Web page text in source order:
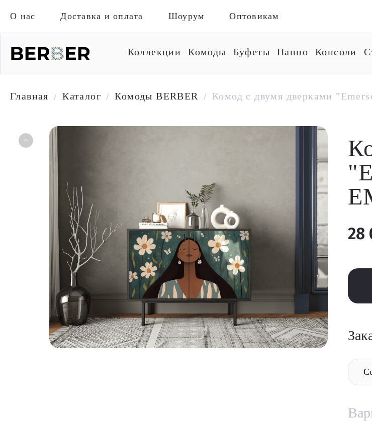
О нас Доставка и оплата Шоурум Оптовикам
Коллекции Комоды Буфеты Панно Консоли
Главная / Каталог / Комоды BERBER / Комод с двумя дверками
28